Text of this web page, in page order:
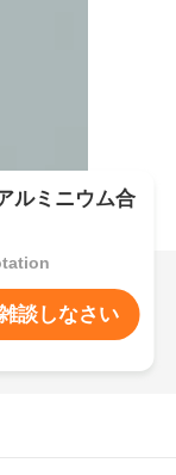
ルミニウム合
談しなさい